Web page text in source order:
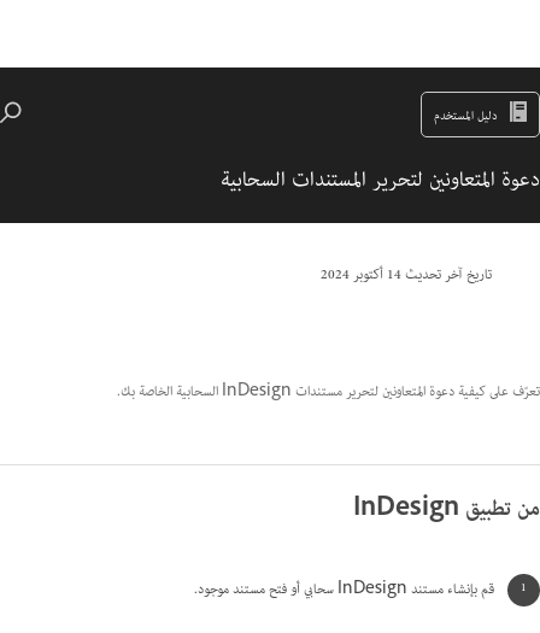
دليل المستخدم
دعوة المتعاونين لتحرير المستندات السحابية
تاريخ آخر تحديث14 أكتوبر 2024
تعرّف على كيفية دعوة المتعاونين لتحرير مستندات InDesign السحابية الخاصة بك.
من تطبيق InDesign
قم بإنشاء مستند InDesign سحابي أو فتح مستند موجود.